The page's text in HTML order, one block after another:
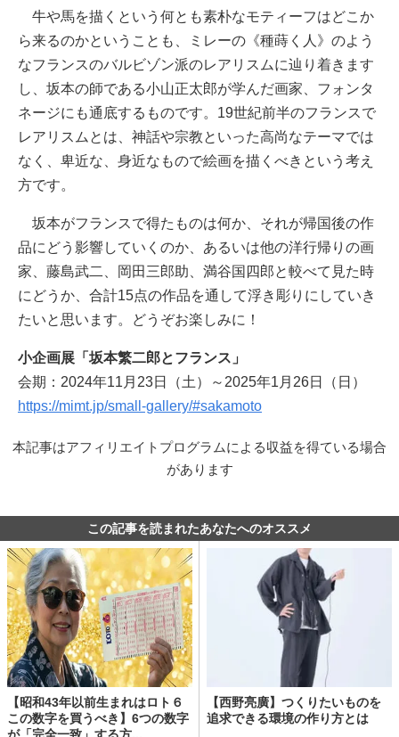
牛や馬を描くという何とも素朴なモティーフはどこか
ら来るのかということも、ミレーの《種蒔く人》のよう
なフランスのバルビゾン派のレアリスムに辿り着きます
し、坂本の師である小山正太郎が学んだ画家、フォンタ
ネージにも通底するものです。19世紀前半のフランスで
レアリスムとは、神話や宗教といった高尚なテーマでは
なく、卑近な、身近なもので絵画を描くべきという考え
方です。
坂本がフランスで得たものは何か、それが帰国後の作
品にどう影響していくのか、あるいは他の洋行帰りの画
家、藤島武二、岡田三郎助、満谷国四郎と較べて見た時
にどうか、合計15点の作品を通して浮き彫りにしていき
たいと思います。どうぞお楽しみに！
小企画展「坂本繁二郎とフランス」
会期：2024年11月23日（土）～2025年1月26日（日）
https://mimt.jp/small-gallery/#sakamoto
本記事はアフィリエイトプログラムによる収益を得ている場合
があります
この記事を読まれたあなたへのオススメ
【昭和43年以前生まれはロト６
この数字を買うべき】6つの数字
【西野亮廣】つくりたいものを
追求できる環境の作り方とは